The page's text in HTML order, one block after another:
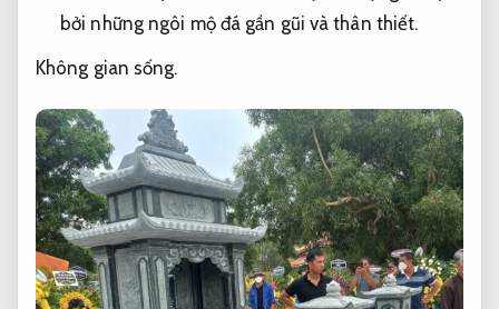
bởi những ngôi mộ đá gần gũi và thân thiết.
Không gian sống.